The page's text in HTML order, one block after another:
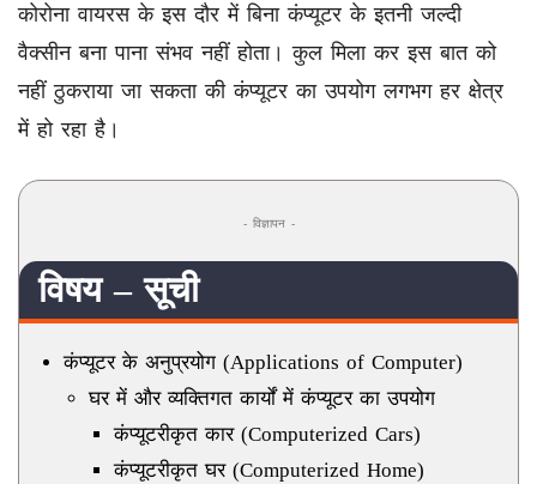
कोरोना वायरस के इस दौर में बिना कंप्यूटर के इतनी जल्दी
वैक्सीन बना पाना संभव नहीं होता। कुल मिला कर इस बात को
नहीं ठुकराया जा सकता की कंप्यूटर का उपयोग लगभग हर क्षेत्र
में हो रहा है।
- विज्ञापन -
विषय – सूची
कंप्यूटर के अनुप्रयोग (Applications of Computer)
घर में और व्यक्तिगत कार्यों में कंप्यूटर का उपयोग
कंप्यूटरीकृत कार (Computerized Cars)
कंप्यूटरीकृत घर (Computerized Home)